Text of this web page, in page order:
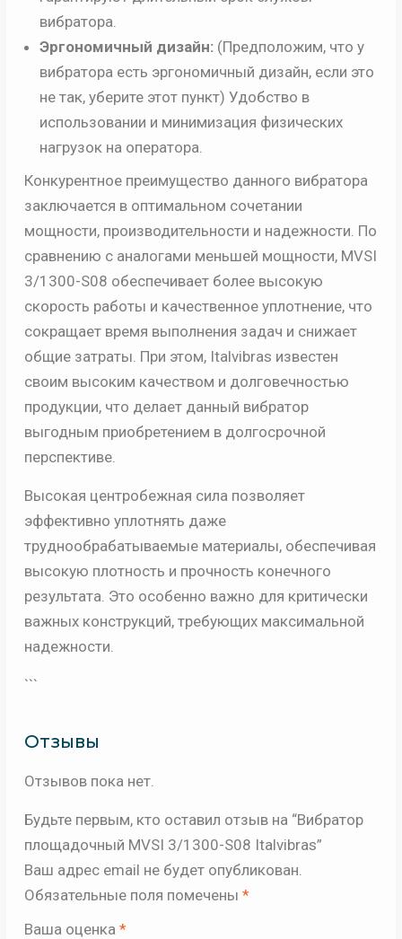
вибратора.
Эргономичный дизайн:(Предположим, что у
вибратора есть эргономичный дизайн, если это
не так, уберите этот пункт) Удобство в
использовании и минимизация физических
нагрузок на оператора.
Конкурентное преимущество данного вибратора
заключается в оптимальном сочетании
мощности, производительности и надежности. По
сравнению с аналогами меньшей мощности, MVSI
3/1300-S08 обеспечивает более высокую
скорость работы и качественное уплотнение, что
сокращает время выполнения задач и снижает
общие затраты. При этом, Italvibras известен
своим высоким качеством и долговечностью
продукции, что делает данный вибратор
выгодным приобретением в долгосрочной
перспективе.
Высокая центробежная сила позволяет
эффективно уплотнять даже
труднообрабатываемые материалы, обеспечивая
высокую плотность и прочность конечного
результата. Это особенно важно для критически
важных конструкций, требующих максимальной
надежности.
```
Отзывы
Отзывов пока нет.
Будьте первым, кто оставил отзыв на “Вибратор
площадочный MVSI 3/1300-S08 Italvibras”
Ваш адрес email не будет опубликован.
Обязательные поля помечены *
Ваша оценка *